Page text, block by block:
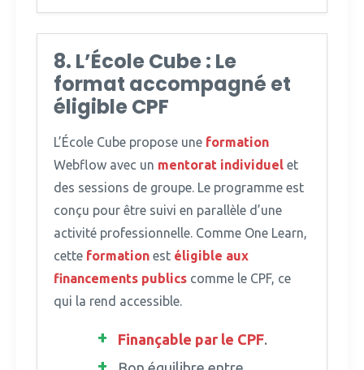
8. L’École Cube : Le
format accompagné et
éligible CPF
L’École Cube propose une formation
Webflow avec un mentorat individuel et
des sessions de groupe. Le programme est
conçu pour être suivi en parallèle d’une
activité professionnelle. Comme One Learn,
cette formation est éligible aux
financements publics comme le CPF, ce
qui la rend accessible.
Finançable par le CPF.